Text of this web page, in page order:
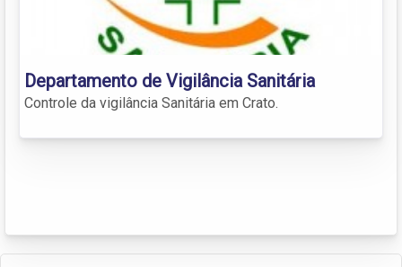
Departamento de Vigilância Sanitária
Controle da vigilância Sanitária em Crato.